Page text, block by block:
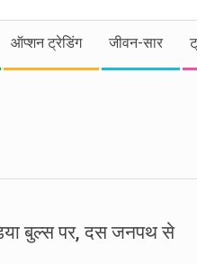
ऑप्शन ट्रेडिंग जीवन-सार
बुल्स पर, दस जनपथ से